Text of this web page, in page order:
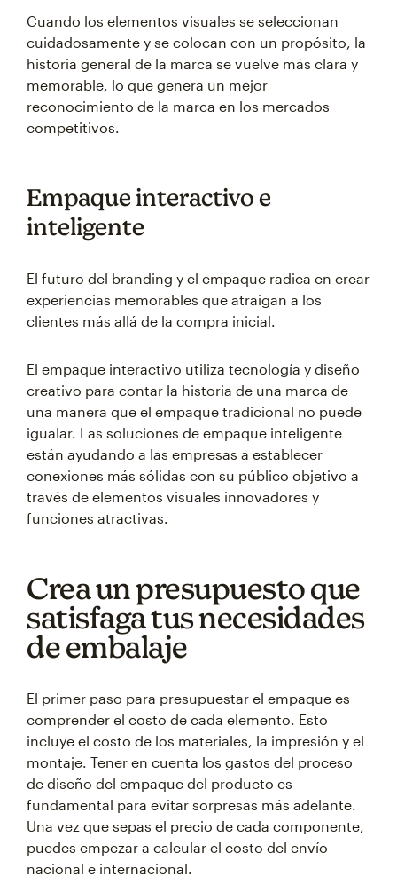
Cuando los elementos visuales se seleccionan
cuidadosamente y se colocan con un propósito, la
historia general de la marca se vuelve más clara y
memorable, lo que genera un mejor
reconocimiento de la marca en los mercados
competitivos.
Empaque interactivo e
inteligente
El futuro del branding y el empaque radica en crear
experiencias memorables que atraigan a los
clientes más allá de la compra inicial.
El empaque interactivo utiliza tecnología y diseño
creativo para contar la historia de una marca de
una manera que el empaque tradicional no puede
igualar. Las soluciones de empaque inteligente
están ayudando a las empresas a establecer
conexiones más sólidas con su público objetivo a
través de elementos visuales innovadores y
funciones atractivas.
Crea un presupuesto que
satisfaga tus necesidades
de embalaje
El primer paso para presupuestar el empaque es
comprender el costo de cada elemento. Esto
incluye el costo de los materiales, la impresión y el
montaje. Tener en cuenta los gastos del proceso
de diseño del empaque del producto es
fundamental para evitar sorpresas más adelante.
Una vez que sepas el precio de cada componente,
puedes empezar a calcular el costo del envío
nacional e internacional.